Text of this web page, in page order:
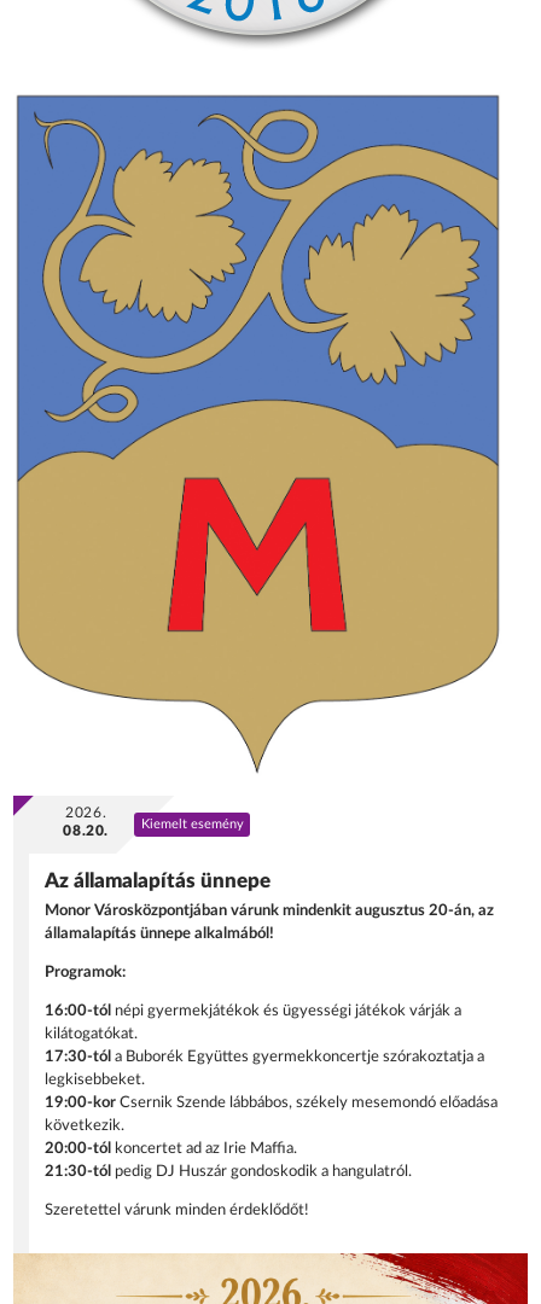
2026.
08.20.
Kiemelt esemény
Az államalapítás ünnepe
Monor Városközpontjában várunk mindenkit augusztus 20-án, az
államalapítás ünnepe alkalmából!
Programok:
16:00-tól népi gyermekjátékok és ügyességi játékok várják a
kilátogatókat.
17:30-tól a Buborék Együttes gyermekkoncertje szórakoztatja a
legkisebbeket.
19:00-korCsernik Szende lábbábos, székely mesemondó előadása
következik.
20:00-tól
koncertet ad az Irie Maffia.
21:30-tól pedig DJ Huszár gondoskodik a hangulatról.
Szeretettel várunk minden érdeklődőt!